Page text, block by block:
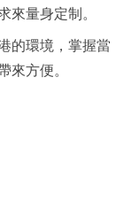
來量身定制。
的環境，掌握當
來方便。